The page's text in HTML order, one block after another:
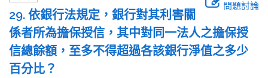
問題討論
29. 依銀行法規定，銀行對其利害關
係者所為擔保授信，其中對同一法人之擔保授
信總餘額，至多不得超過各該銀行淨值之多少
百分比？